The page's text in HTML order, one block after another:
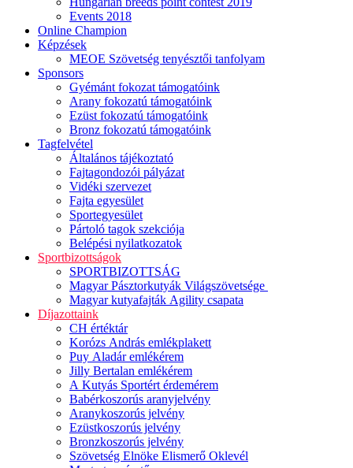
Events 2018
Online Champion
Képzések
MEOE Szövetség tenyésztői tanfolyam
Sponsors
Gyémánt fokozat támogatóink
Arany fokozatú támogatóink
Ezüst fokozatú támogatóink
Bronz fokozatú támogatóink
Tagfelvétel
Általános tájékoztató
Fajtagondozói pályázat
Vidéki szervezet
Fajta egyesület
Sportegyesület
Pártoló tagok szekciója
Belépési nyilatkozatok
Sportbizottságok
SPORTBIZOTTSÁG
Magyar Pásztorkutyák Világszövetsége
Magyar kutyafajták Agility csapata
Díjazottaink
CH értéktár
Korózs András emlékplakett
Puy Aladár emlékérem
Jilly Bertalan emlékérem
A Kutyás Sportért érdemérem
Babérkoszorús aranyjelvény
Aranykoszorús jelvény
Ezüstkoszorús jelvény
Bronzkoszorús jelvény
Szövetség Elnöke Elismerő Oklevél